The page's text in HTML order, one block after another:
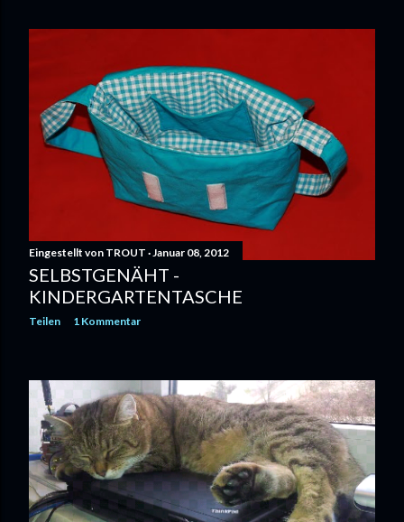
Eingestellt von TROUT Januar 08, 2012
SELBSTGENÄHT -
KINDERGARTENTASCHE
Teilen 1 Kommentar